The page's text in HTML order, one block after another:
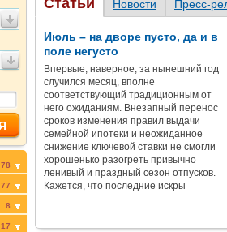
78
77
8
17
Статьи Новости Пресс-
Июль – на дворе пусто, да и в
поле негусто
Впервые, наверное, за нынешний год
случился месяц, вполне
соответствующий традиционным от
него ожиданиям. Внезапный перенос
сроков изменения правил выдачи
семейной ипотеки и неожиданное
снижение ключевой ставки не смогли
хорошенько разогреть привычно
ленивый и праздный сезон отпусков.
Кажется, что последние искры